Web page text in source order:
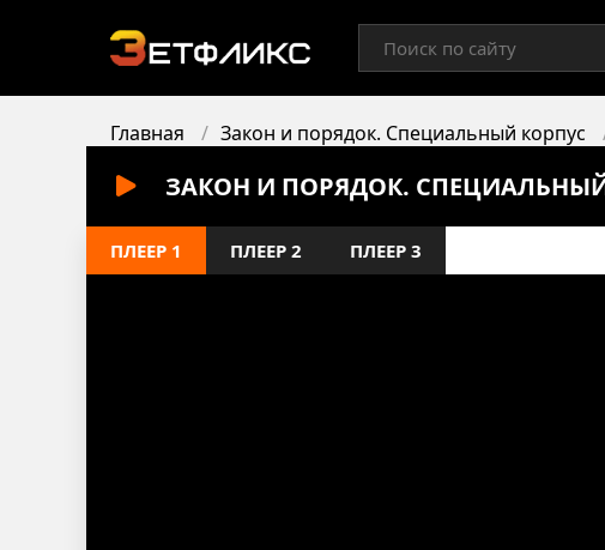
Главная Закон и порядок. Специальный корпус
ЗАКОН И ПОРЯДОК.
ПЛЕЕР 1 ПЛЕЕР 2 ПЛЕЕР 3